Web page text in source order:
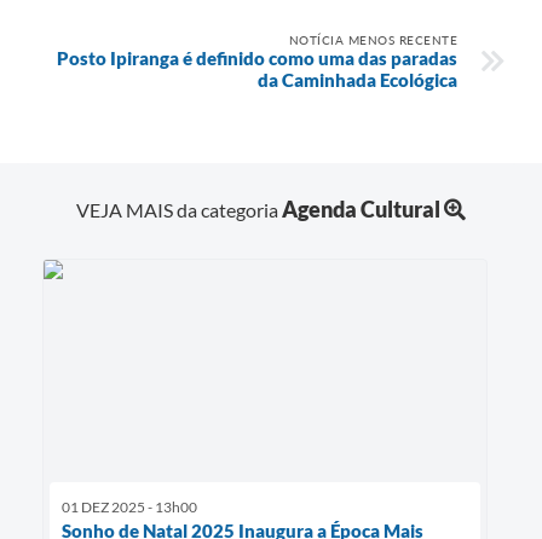
NOTÍCIA MENOS RECENTE
Posto Ipiranga é definido como uma das paradas
da Caminhada Ecológica
VEJA MAIS da categoriaAgenda Cultural
01 DEZ 2025 - 13h00
Sonho de Natal 2025 Inaugura a Época Mais